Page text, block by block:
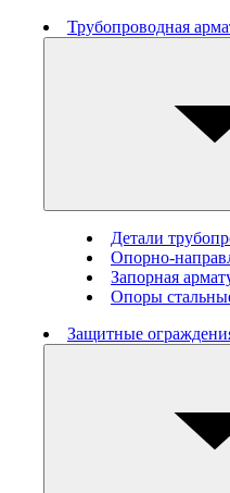
Трубопроводная
Детали
Опорно-
Запорная
Опоры
Защитные